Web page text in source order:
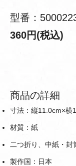
型番：
360円(税込)
商品の詳細
寸法：縦11.0cm×横
材質：紙
二つ折り、中紙・封
製作国：日本